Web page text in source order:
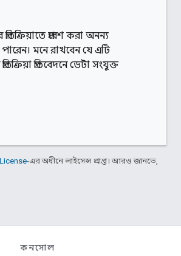
প্রবেশ করা অনন্য
মনে রাখবেন যে এটি
প্রতিবেদনে ডেটা সংযুক্ত
-এর অধীনে লাইসেন্স প্রাপ্ত। আরও জানতে,
কনসোল